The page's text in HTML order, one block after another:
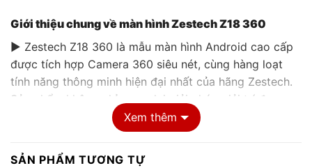
Giới thiệu chung về màn hình Zestech Z18 360
▶ Zestech Z18 360 là mẫu màn hình Android cao cấp
được tích hợp Camera 360 siêu nét, cùng hàng loạt
tính năng thông minh hiện đại nhất của hãng Zestech.
Sản phẩm không chỉ mang lại giải pháp giải trí đa
phương tiện mạnh mẽ mà còn hỗ trợ đắc lực cho
người lái trong việc quan sát, lùi đỗ và di chuyển an
toàn.
Xem thêm
SẢN PHẨM TƯƠNG TỰ